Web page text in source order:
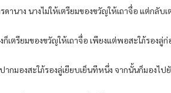
านาง นางไม่ให้เตรียมของขวัญให้เถาจื่อ แต่กลั
ก็เตรียมของขวัญให้เถาจื่อ เพียงแต่พอสะใภ้รองลู่ก่
ากมองสะใภ้รองลู่เยียบเย็นทีหนึ่ง จากนั้นก็มองไป